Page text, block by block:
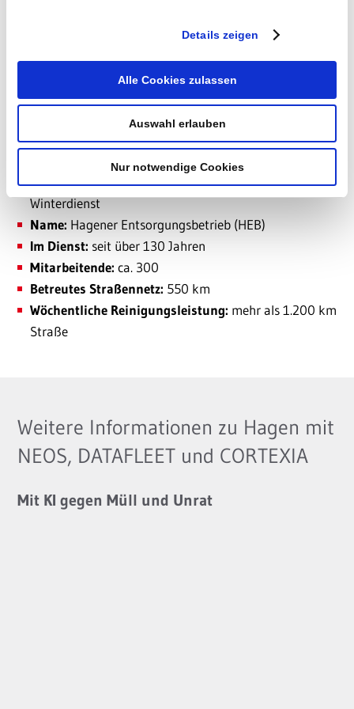
Details zeigen
Alle Cookies zulassen
Auswahl erlauben
Nur notwendige Cookies
Branche:Müllentsorgung, Straßenreinigung und
Winterdienst
Name: Hagener Entsorgungsbetrieb (HEB)
Im Dienst: seit über 130 Jahren
Mitarbeitende: ca. 300
Betreutes Straßennetz: 550 km
Wöchentliche Reinigungsleistung: mehr als 1.200 km
Straße
Weitere Informationen zu Hagen mit
NEOS, DATAFLEET und CORTEXIA
Mit KI gegen Müll und Unrat